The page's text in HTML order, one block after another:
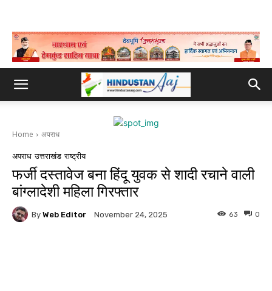
Home अपराध
अपराध उत्तराखंड राष्ट्रीय
फर्जी दस्तावेज बना हिंदू युवक से शादी रचाने वाली
बांग्लादेशी महिला गिरफ्तार
By Web Editor November 24, 2025 0
63